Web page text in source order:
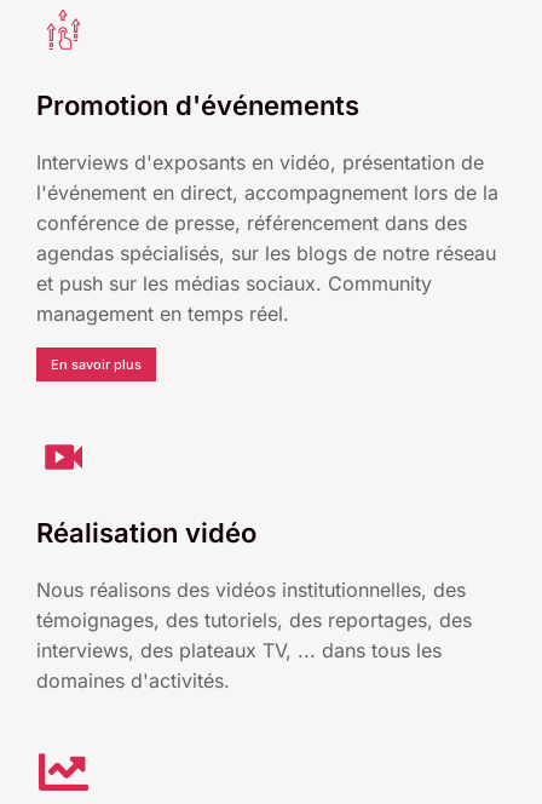
Promotion d'événements
Interviews d'exposants en vidéo, présentation de
l'événement en direct, accompagnement lors de la
conférence de presse, référencement dans des
agendas spécialisés, sur les blogs de notre réseau
et push sur les médias sociaux. Community
management en temps réel.
En savoir plus
Réalisation vidéo
Nous réalisons des vidéos institutionnelles, des
témoignages, des tutoriels, des reportages, des
interviews, des plateaux TV, ... dans tous les
domaines d'activités.